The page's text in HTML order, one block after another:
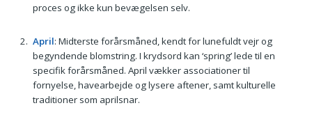
proces og ikke kun bevægelsen selv.
April: Midterste forårsmåned, kendt for lunefuldt vejr og
begyndende blomstring. I krydsord kan ‘spring’ lede til en
specifik forårsmåned. April vækker associationer til
fornyelse, havearbejde og lysere aftener, samt kulturelle
traditioner som aprilsnar.